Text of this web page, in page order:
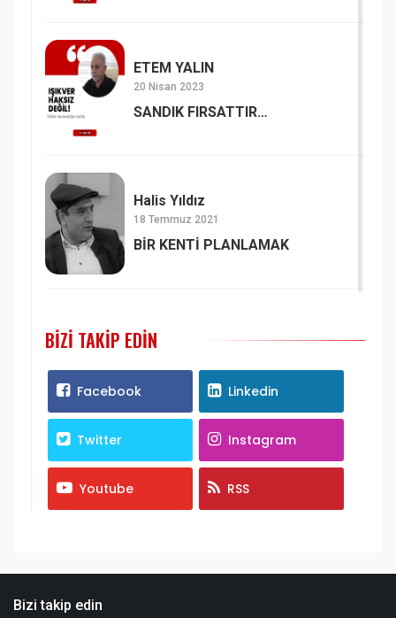
ETEM YALIN
20 Nisan 2023
SANDIK FIRSATTIR…
Halis Yıldız
18 Temmuz 2021
BİR KENTİ PLANLAMAK
BIZI TAKIP EDIN
Facebook Linkedin
Twitter Instagram
Youtube RSS
Bizi takip edin